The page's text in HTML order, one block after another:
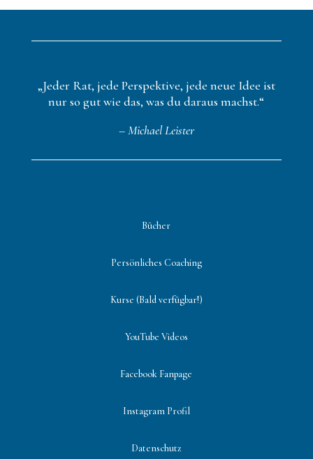
„Jeder Rat, jede Perspektive, jede neue Idee ist
nur so gut wie das, was du daraus machst.“
– Michael Leister
Bücher
Persönliches Coaching
Kurse (Bald verfügbar!)
YouTube Videos
Facebook Fanpage
Instagram Profil
Datenschutz